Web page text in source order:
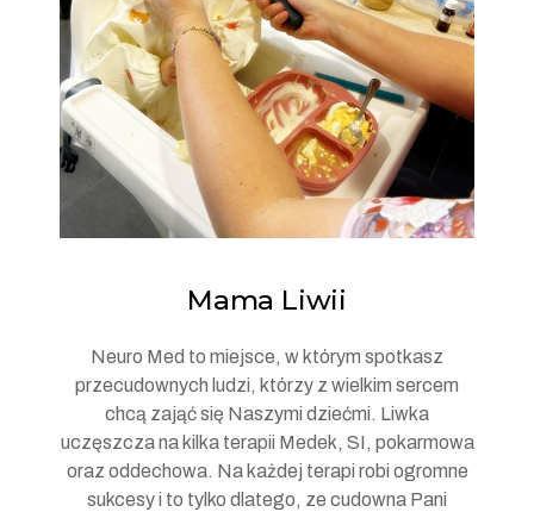
Mama Liwii
Neuro Med to miejsce, w którym spotkasz
przecudownych ludzi, którzy z wielkim sercem
chcą zająć się Naszymi dziećmi. Liwka
uczęszcza na kilka terapii Medek, SI, pokarmowa
oraz oddechowa. Na każdej terapi robi ogromne
sukcesy i to tylko dlatego, ze cudowna Pani